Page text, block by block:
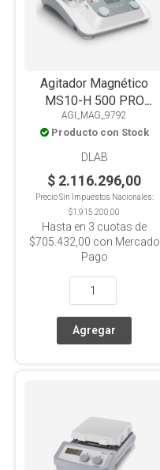
Agitador Magnético
MS10-H 500 PRO
Digital, LCD, Con
Calefacción, 500°C,
PT1000, Placa
Vitrocerámica Alta
Resistencia, 30L
AGI_MAG_9792
Producto con Stock
DLAB
$ 2.116.296,00
Precio Sin Impuestos Nacionales:
$1.915.200,00
Hasta en 3 cuotas de
$705.432,00 con Mercado
Pago